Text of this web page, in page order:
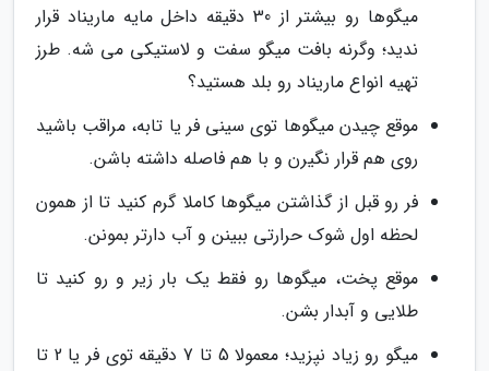
میگوها رو بیشتر از 30 دقیقه داخل مایه ماریناد قرار
ندید؛ وگرنه بافت میگو سفت و لاستیکی می شه. طرز
تهیه انواع ماریناد رو بلد هستید؟
موقع چیدن میگوها توی سینی فر یا تابه، مراقب باشید
روی هم قرار نگیرن و با هم فاصله داشته باشن.
فر رو قبل از گذاشتن میگوها کاملا گرم کنید تا از همون
لحظه اول شوک حرارتی ببینن و آب دارتر بمونن.
موقع پخت، میگوها رو فقط یک بار زیر و رو کنید تا
طلایی و آبدار بشن.
میگو رو زیاد نپزید؛ معمولا 5 تا 7 دقیقه توی فر یا 2 تا